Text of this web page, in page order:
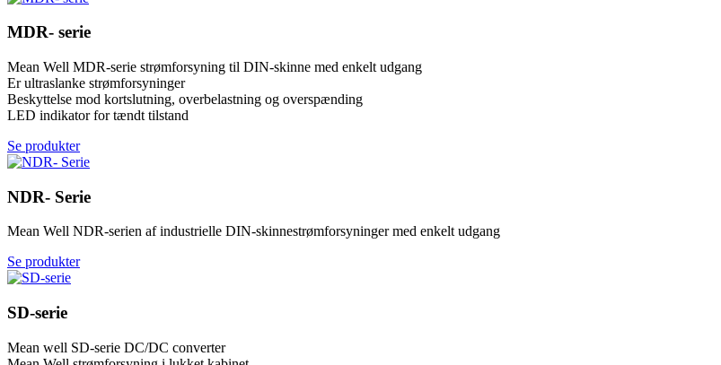
MDR- serie
Mean Well MDR-serie strømforsyning til DIN-skinne med enkelt udgang
Er ultraslanke strømforsyninger
Beskyttelse mod kortslutning, overbelastning og overspænding
LED indikator for tændt tilstand
Se produkter
NDR- Serie
Mean Well NDR-serien af industrielle DIN-skinnestrømforsyninger med enkelt udgang
Se produkter
SD-serie
Mean well SD-serie DC/DC converter